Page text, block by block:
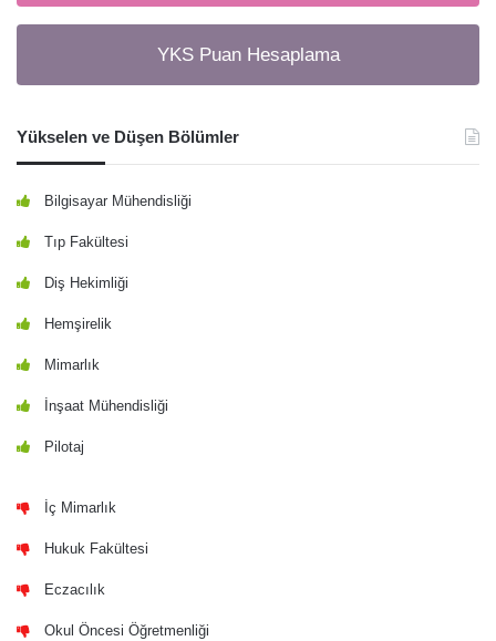
YKS Puan Hesaplama
Yükselen ve Düşen Bölümler
Bilgisayar Mühendisliği
Tıp Fakültesi
Diş Hekimliği
Hemşirelik
Mimarlık
İnşaat Mühendisliği
Pilotaj
İç Mimarlık
Hukuk Fakültesi
Eczacılık
Okul Öncesi Öğretmenliği